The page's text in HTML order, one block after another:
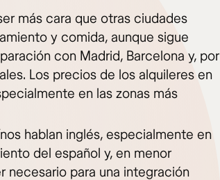
más cara que otras ciudades
y comida, aunque sigue
con Madrid, Barcelona y, por
Los precios de los alquileres en
en las zonas más
hablan inglés, especialmente en
del español y, en menor
necesario para una integración